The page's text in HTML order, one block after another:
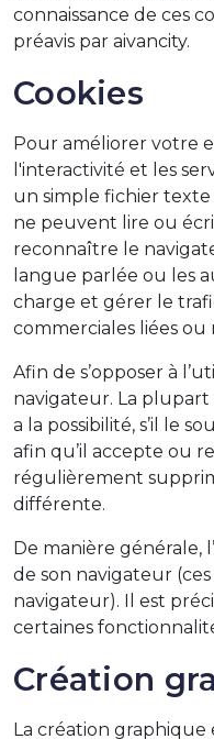
connaissance de ces
préavis par aivancity.
Cookies
Pour améliorer votre
l'interactivité et les
un simple fichier
ne peuvent lire ou
reconnaître le
langue parlée ou les
charge et gérer le
commerciales liées
Afin de s’opposer à
navigateur. La plupart
a la possibilité, s’il le
afin qu’il accepte ou
régulièrement
différente.
De manière générale,
de son navigateur
navigateur). Il est
certaines
Création
La création graphique